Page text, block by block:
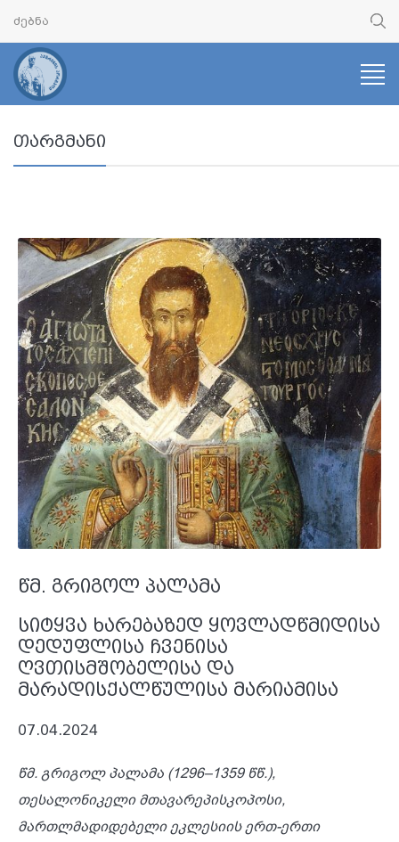
თარგმანი
წმ. გრიგოლ პალამა
სიტყვა ხარებაზედ ყოვლადწმიდისა
დედუფლისა ჩვენისა
ღვთისმშობელისა და
მარადისქალწულისა მარიამისა
07.04.2024
წმ. გრიგოლ პალამა (1296–1359 წწ.),
თესალონიკელი მთავარეპისკოპოსი,
მართლმადიდებელი ეკლესიის ერთ-ერთი